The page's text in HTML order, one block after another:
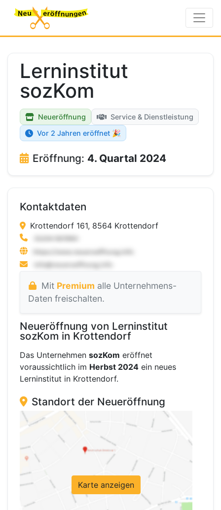
Lerninstitut
sozKom
Neueröffnung
Service & Dienstleistung
Vor 2 Jahren eröffnet 🎉
Eröffnung: 4. Quartal 2024
Kontaktdaten
Krottendorf 161, 8564 Krottendorf
Mit Premium alle Unternehmens-
Daten freischalten.
Neueröffnung von Lerninstitut
sozKom in Krottendorf
Das Unternehmen sozKom eröffnet
voraussichtlich im Herbst 2024 ein neues
Lerninstitut in Krottendorf.
Standort der Neueröffnung
Karte anzeigen